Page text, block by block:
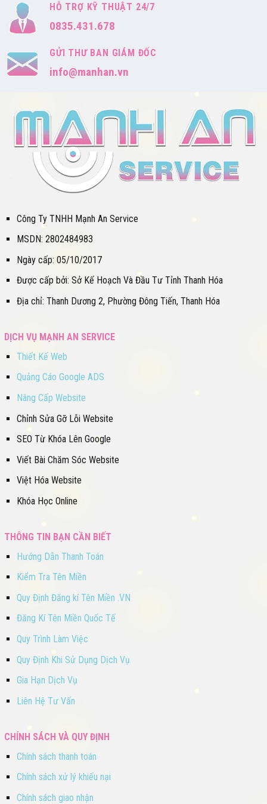
HỖ TRỢ KỸ THUẬT 24/7
0835.431.678
GỬI THƯ BAN GIÁM ĐỐC
info@manhan.vn
Công Ty TNHH Mạnh An Service
MSDN: 2802484983
Ngày cấp: 05/10/2017
Được cấp bởi: Sở Kế Hoạch Và Đầu Tư Tỉnh Thanh Hóa
Địa chỉ: Thanh Dương 2, Phường Đông Tiến, Thanh Hóa
DỊCH VỤ MẠNH AN SERVICE
Thiết Kế Web
Quảng Cáo Google ADS
Nâng Cấp Website
Chỉnh Sửa Gỡ Lỗi Website
SEO Từ Khóa Lên Google
Viết Bài Chăm Sóc Website
Việt Hóa Website
Khóa Học Online
THÔNG TIN BẠN CẦN BIẾT
Hướng Dẫn Thanh Toán
Kiểm Tra Tên Miền
Quy Định Đăng kí Tên Miền .VN
Đăng Kí Tên Miền Quốc Tế
Quy Trình Làm Việc
Quy Định Khi Sử Dụng Dịch Vụ
Gia Hạn Dịch Vụ
Liên Hệ Tư Vấn
CHÍNH SÁCH VÀ QUY ĐỊNH
Chính sách thanh toán
Chính sách xử lý khiếu nại
Chính sách giao nhận